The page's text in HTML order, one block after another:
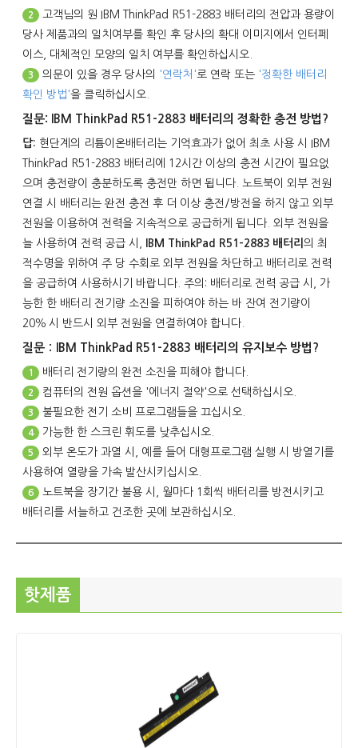
2 고객님의 원 IBM ThinkPad R51-2883 배터리 의 전압과 용량이
당사 제품과의 일치여부를 확인 후 당사의 확대 이미지에서 인터페
이스, 대체적인 모양의 일치 여부를 확인하십시오.
3 의문이 있을 경우 당사의 '연락처' 로 연락 또는 '정확한 배터리
확인 방법'을 클릭하십시오.
질문: IBM ThinkPad R51-2883 배터리의 정확한 충전 방법?
답: 현단계의 리튬이온배터리는 기억효과가 없어 최초 사용 시 IBM
ThinkPad R51-2883 배터리 에 12시간 이상의 충전 시간이 필요없
으며 충전량이 충분하도록 충전만 하면 됩니다. 노트북이 외부 전원
연결 시 배터리는 완전 충전 후 더 이상 충전/방전을 하지 않고 외부
전원을 이용하여 전력을 지속적으로 공급하게 됩니다. 외부 전원을
늘 사용하여 전력 공급 시,
IBM ThinkPad R51-2883 배터리 의 최
적수명을 위하여 주 당 수회로 외부 전원을 차단하고 배터리로 전력
을 공급하여 사용하시기 바랍니다. 주의: 배터리로 전력 공급 시, 가
능한 한 배터리 전기량 소진을 피하여야 하는 바 잔여 전기량이
20％ 시 반드시 외부 전원을 연결하여야 합니다.
질문：IBM ThinkPad R51-2883 배터리의 유지보수 방법?
1 배터리 전기량의 완전 소진을 피해야 합니다.
2 컴퓨터의 전원 옵션을 '에너지 절약'으로 선택하십시오.
3 불필요한 전기 소비 프로그램들을 끄십시오.
4 가능한 한 스크린 휘도를 낮추십시오.
5
외부 온도가 과열 시, 예를 들어 대형프로그램 실행 시 방열기를
사용하여 열량을 가속 발산시키십시오.
6
노트북을 장기간 불용 시, 월마다 1회씩 배터리를 방전시키고
배터리를 서늘하고 건조한 곳에 보관하십시오.
핫제품